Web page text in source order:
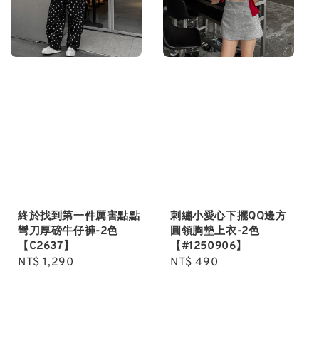
終於找到第一件厲害點點
彎刀厚磅牛仔褲-2色
【C2637】
Regular
NT$ 1,290
刺繡小愛心下擺QQ邊方
圓領胸墊上衣-2色
【#1250906】
Regular
NT$ 490